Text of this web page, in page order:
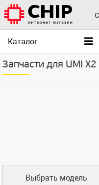
Каталог
Запчасти для UMI X2
Выбрать модель